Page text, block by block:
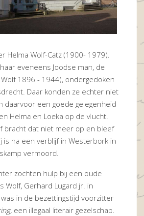
Helma Wolf-Catz (1900- 1979).
eveneens Joodse man, de
Wolf 1896 - 1944), ondergedoken
Daar konden ze echter niet
daarvoor een goede gelegenheid
Helma en Loeka op de vlucht.
bracht dat niet meer op en bleef
is na een verblijf in Westerbork in
vermoord.
zochten hulp bij een oude
Wolf, Gerhard Lugard jr. in
in de bezettingstijd voorzitter
een illegaal literair gezelschap.